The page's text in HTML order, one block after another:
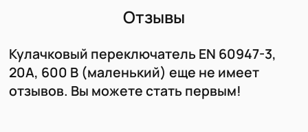
Отзывы
Кулачковый переключатель EN 60947-3,
20А, 600 В (маленький) еще не имеет
отзывов. Вы можете стать первым!